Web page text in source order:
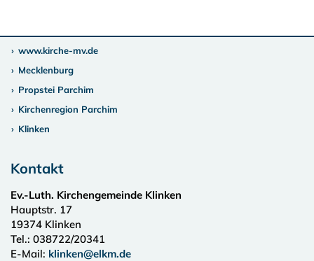
www.kirche-mv.de
Mecklenburg
Propstei Parchim
Kirchenregion Parchim
Klinken
Kontakt
Ev.-Luth. Kirchengemeinde Klinken
Hauptstr. 17
19374 Klinken
Tel.: 038722/20341
E-Mail: klinken@elkm.de